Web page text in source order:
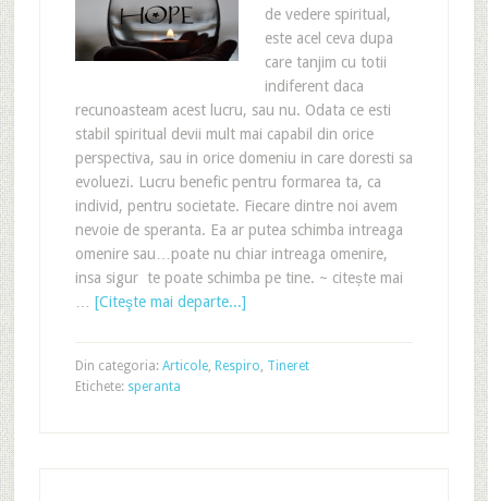
de vedere spiritual,
este acel ceva dupa
care tanjim cu totii
indiferent daca
recunoasteam acest lucru, sau nu. Odata ce esti
stabil spiritual devii mult mai capabil din orice
perspectiva, sau in orice domeniu in care doresti sa
evoluezi. Lucru benefic pentru formarea ta, ca
individ, pentru societate. Fiecare dintre noi avem
nevoie de speranta. Ea ar putea schimba intreaga
omenire sau…poate nu chiar intreaga omenire,
insa sigur te poate schimba pe tine. ~ citește mai
[Citeşte mai departe...]
Din categoria: Articole, Respiro, Tineret
Etichete: speranta